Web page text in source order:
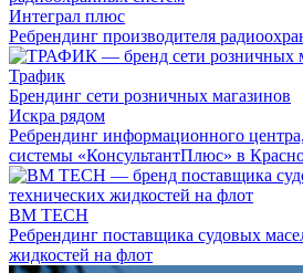
Интеграл плюс
Ребрендинг производителя
Трафик
Брендинг сети розничных магазинов
Искра рядом
Ребрендинг информационного
системы «КонсультантПлюс» в
BM TECH
Ребрендинг поставщика судовых
жидкостей на флот